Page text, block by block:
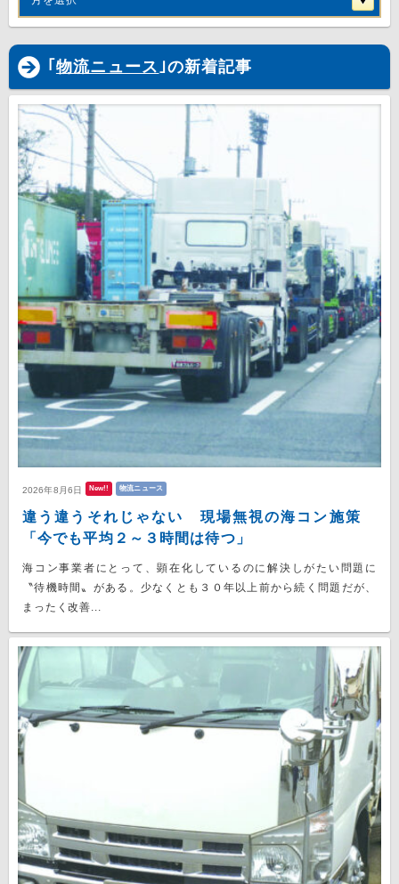
｢ 物流ニュース｣の新着記事
2026年8月6日 New!! 物流ニュース
違う違うそれじゃない 現場無視の海コン施策
「今でも平均２～３時間は待つ」
海コン事業者にとって、顕在化しているのに解決しがたい問題に
〝待機時間〟がある。少なくとも３０年以上前から続く問題だが、
まったく改善...